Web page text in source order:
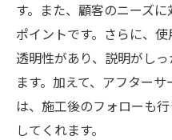
す。また、顧客のニーズ
ポイントです。さらに、
透明性があり、説明がし
ます。加えて、アフター
は、施工後のフォローも
してくれます。